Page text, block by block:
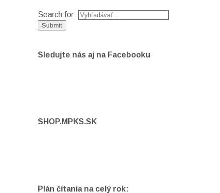
Search for:
Sledujte nás aj na Facebooku
SHOP.MPKS.SK
Plán čítania na celý rok: